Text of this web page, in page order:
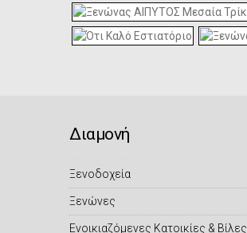
Διαμονή
Ξενοδοχεία
Ξενώνες
Eνοικιαζόμενες Κατοικίες & Βίλες